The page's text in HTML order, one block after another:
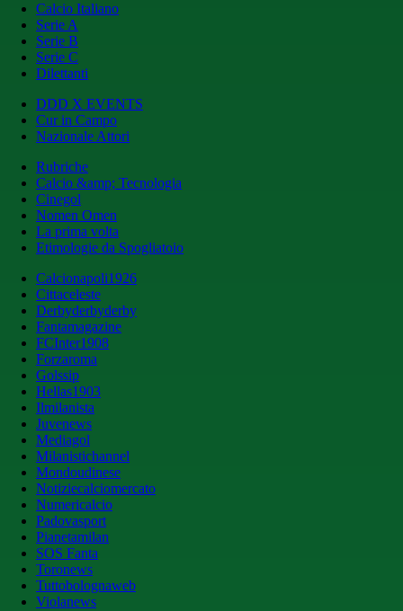
Calcio Italiano
Serie A
Serie B
Serie C
Dilettanti
DDD X EVENTS
Cur in Campo
Nazionale Attori
Rubriche
Calcio &amp; Tecnologia
Cinegol
Nomen Omen
La prima volta
Etimologie da Spogliatoio
Calcionapoli1926
Cittaceleste
Derbyderbyderby
Fantamagazine
FCInter1908
Forzaroma
Golssip
Hellas1903
Ilmilanista
Juvenews
Mediagol
Milanistichannel
Mondoudinese
Notiziecalciomercato
Numericalcio
Padovasport
Pianetamilan
SOS Fanta
Toronews
Tuttobolognaweb
Violanews